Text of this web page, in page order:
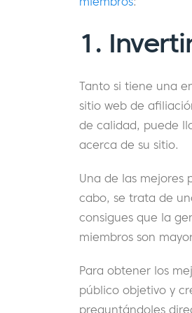
1.
Tanto si tiene una
sitio web de
de calidad, puede
acerca de su sitio.
Una de las mejores
cabo, se trata de
consigues que la
miembros son
Para obtener los
público objetivo y
preguntándoles